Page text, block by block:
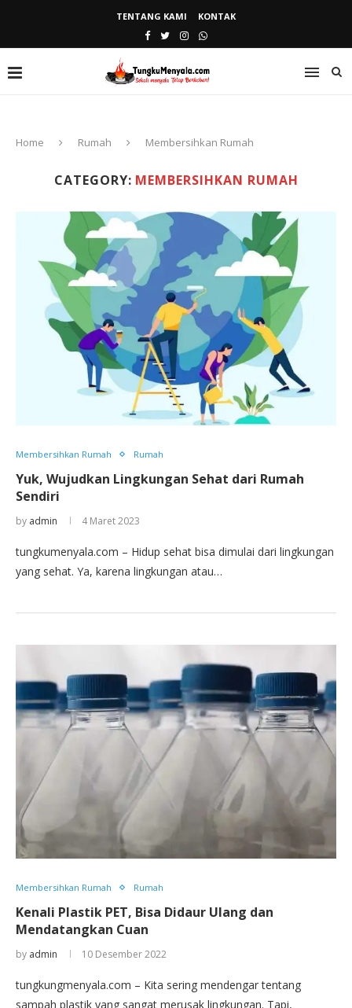
TENTANG KAMI KONTAK
Home Rumah Membersihkan Rumah
CATEGORY: MEMBERSIHKAN RUMAH
Membersihkan Rumah Rumah
Yuk, Wujudkan Lingkungan Sehat dari Rumah
Sendiri
by admin 4 Maret 2023
tungkumenyala.com – Hidup sehat bisa dimulai dari lingkungan
yang sehat. Ya, karena lingkungan atau…
Membersihkan Rumah Rumah
Kenali Plastik PET, Bisa Didaur Ulang dan
Mendatangkan Cuan
by admin 10 Desember 2022
tungkungmenyala.com – Kita sering mendengar tentang
sampah plastik yang sangat merusak lingkungan. Tapi,